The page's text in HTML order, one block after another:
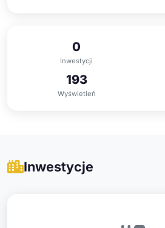
0
Inwestycji
193
Wyświetleń
Inwestycje